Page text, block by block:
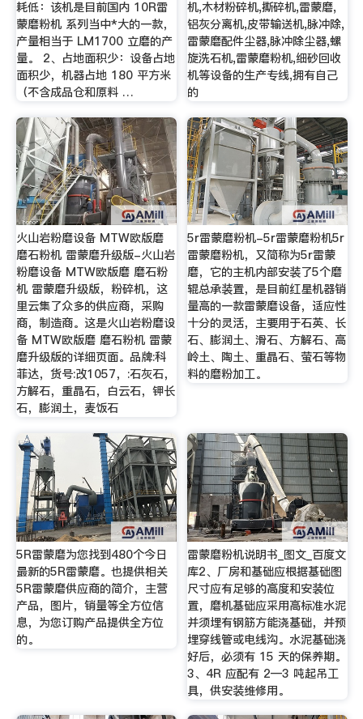
耗低：该机是目前国内 10R雷
蒙磨粉机 系列当中*大的一款，
产量相当于 LM1700 立磨的产
量。 2、占地面积少：设备占地
面积少，机器占地 180 平方米
（不含成品仓和原料 …
机,木材粉碎机,撕碎机,雷蒙磨,
铝灰分离机,皮带输送机,脉冲除,
雷蒙磨配件尘器,脉冲除尘器,螺
旋洗石机,雷蒙磨粉机,细砂回收
机等设备的生产专线,拥有自己
的
火山岩粉磨设备 MTW欧版磨
磨石粉机 雷蒙磨升级版-火山岩
粉磨设备 MTW欧版磨 磨石粉
机 雷蒙磨升级版，粉碎机，这
里云集了众多的供应商，采购
商，制造商。这是火山岩粉磨设
备 MTW欧版磨 磨石粉机 雷蒙
磨升级版的详细页面。品牌:科
菲达，货号:改1057，:石灰石，
方解石，重晶石，白云石，钾长
石，膨润土，麦饭石
5r雷蒙磨粉机-5r雷蒙磨粉机5r
雷蒙磨粉机，又简称为5r雷蒙
磨，它的主机内部安装了5个磨
辊总承装置，是目前红星机器销
量高的一款雷蒙磨设备，适应性
十分的灵活，主要用于石英、长
石、膨润土、滑石、方解石、高
岭土、陶土、重晶石、萤石等物
料的磨粉加工。
5R雷蒙磨为您找到480个今日
最新的5R雷蒙磨。也提供相关
5R雷蒙磨供应商的简介，主营
产品，图片，销量等全方位信
息，为您订购产品提供全方位
的。
雷蒙磨粉机说明书_图文_百度文
库2、厂房和基础应根据基础图
尺寸应有足够的高度和安装位
置，磨机基础应采用高标准水泥
并须埋有钢筋方能浇基础，并预
埋穿线管或电线沟。水泥基础浇
好后，必须有 15 天的保养期。
3、4R 应配有 2—3 吨起吊工
具，供安装维修用。